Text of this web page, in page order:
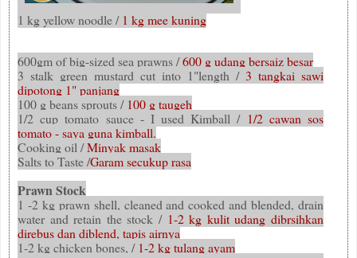
1 kg yellow noodle / 1 kg mee kuning
600gm of big-sized sea prawns /600 g udang bersaiz besar
3 stalk green mustard cut into 1"length / 3 tangkai sawi
dipotong 1" panjang
100 g beans sprouts / 100 g taugeh
1/2 cup tomato sauce - I used Kimball / 1/2 cawan sos
tomato - saya guna kimball.
Cooking oil /Minyak masak
Salts to Taste /Garam secukup rasa
Prawn Stock
1 -2 kg prawn shell, cleaned and cooked and blended, drain
water and retain the stock / 1-2 kg kulit udang dibrsihkan
direbus dan diblend, tapis airnya
1-2 kg chicken bones, /1-2 kg tulang ayam